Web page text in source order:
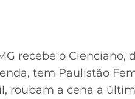
recebe o
tem Paulistão
roubam a cena a